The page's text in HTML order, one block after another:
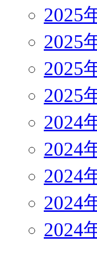
2025
2025
2025
2025
2024
2024
2024
2024
2024